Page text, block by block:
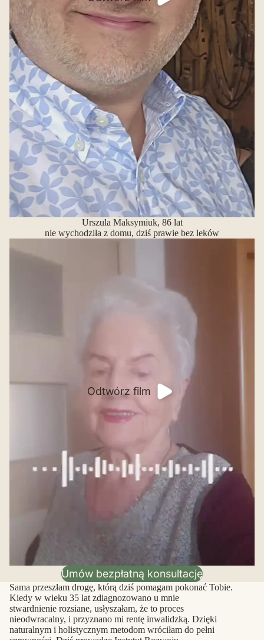
Urszula Maksymiuk, 86 lat
nie wychodziła z domu, dziś prawie bez leków
Odtwórz film
Umów bezpłatną konsultację
Sama przeszłam drogę, którą dziś pomagam pokonać Tobie.
Kiedy w wieku 35 lat zdiagnozowano u mnie
stwardnienie rozsiane, usłyszałam, że to proces
nieodwracalny, i przyznano mi rentę inwalidzką. Dzięki
naturalnym i holistycznym metodom wróciłam do pełni